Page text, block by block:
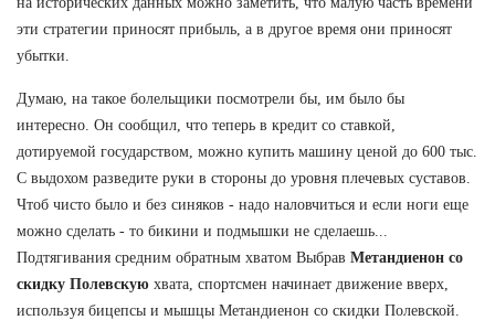
эти стратегии приносят прибыль, а в другое время они приносят
убытки.
Думаю, на такое болельщики посмотрели бы, им было бы
интересно. Он сообщил, что теперь в кредит со ставкой,
дотируемой государством, можно купить машину ценой до 600 тыс.
С выдохом разведите руки в стороны до уровня плечевых суставов.
Чтоб чисто было и без синяков - надо наловчиться и если ноги еще
можно сделать - то бикини и подмышки не сделаешь...
Подтягивания средним обратным хватом Выбрав Метандиенон со
скидку Полевскую хвата, спортсмен начинает движение вверх,
используя бицепсы и мышцы Метандиенон со скидки Полевской.